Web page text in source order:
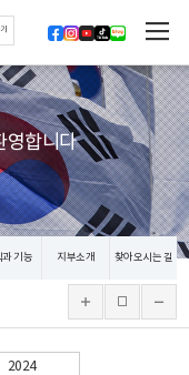
영합니다
과 기능 지부소개 찾아오시는 길
2024